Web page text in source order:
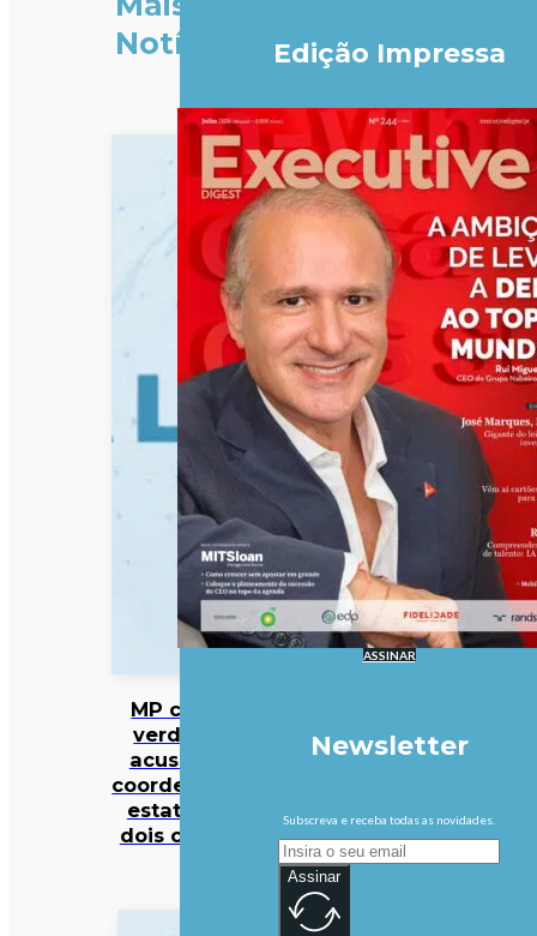
Notícias
MP cabo-
verdiano
acusa ex-
coordenador
estatal de
dois crimes
Edição Impressa
ASSINAR
Newsletter
Subscreva e receba todas as novidades.
Assinar